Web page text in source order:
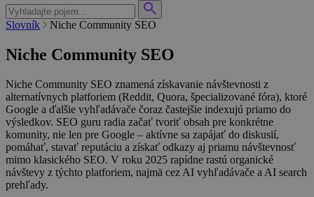
Slovník Niche Community SEO
Niche Community SEO
Niche Community SEO znamená získavanie návštevnosti z
alternatívnych platforiem (Reddit, Quora, špecializované fóra), ktoré
Google a ďalšie vyhľadávače čoraz častejšie indexujú priamo do
výsledkov. SEO guru radia začať tvoriť obsah pre konkrétne
komunity, nie len pre Google – aktívne sa zapájať do diskusií,
pomáhať, stavať reputáciu a získať odkazy aj priamu návštevnosť
mimo klasického SEO. V roku 2025 rapídne rastú organické
návštevy z týchto platforiem, najmä cez AI vyhľadávače a AI search
prehľady.